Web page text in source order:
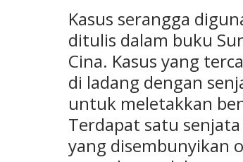
Kasus serangga
ditulis dalam buku
Cina. Kasus yang
di ladang dengan
untuk meletakkan
Terdapat satu
yang disembunyikan